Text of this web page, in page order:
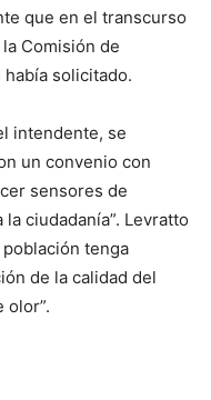
que en el transcurso
Comisión de
solicitado.
intendente, se
un convenio con
sensores de
ciudadanía”. Levratto
tenga
de la calidad del
olor”.